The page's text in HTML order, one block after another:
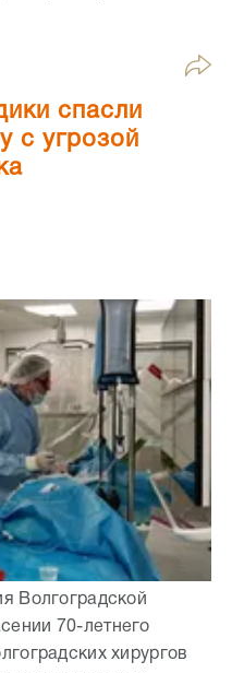
спасли
с угрозой
Волгоградской
70-летнего
хирургов